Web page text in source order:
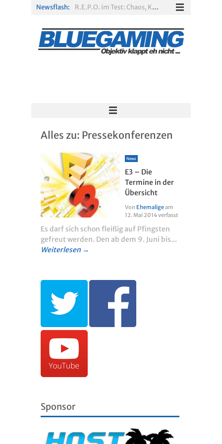
Newsflash:
R.E.P.O. im Test: Chaos, Koop und viel Spannung
„ARC Raiders“-Spieler erhalten exklusives Outfit für „The Finals“
PS Plus Extra und Premium: Erste Abgänge für August 2026 bestätigt
Escape Simulator 2 im Test: Knifflige Rätsel im neuen Gewand
Alles zu: Pressekonferenzen
News
E3 – Die
Termine in der
Übersicht
Von Ehemaligeam
12. Mai 2014verfasst
Es darf sich schon fleißig auf Pfingsten
gefreut werden. Den ab dem 9. Juni bis...
Weiterlesen →
Sponsor